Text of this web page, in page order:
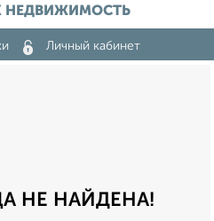
НЕДВИЖИМОСТЬ
Личный кабинет
НЕ НАЙДЕНА!